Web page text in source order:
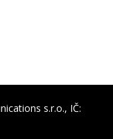
s.r.o., IČ: